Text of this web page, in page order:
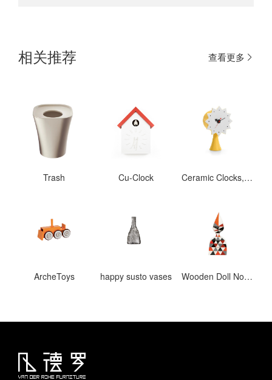
相关推荐 查看更多
Trash Cu-Clock Ceramic Clocks, Model #2
ArcheToys happy susto vases Wooden Doll No. 12